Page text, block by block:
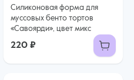
Силиконовая форма для
муссовых бенто тортов
«Савоярди», цвет микс
220 ₽